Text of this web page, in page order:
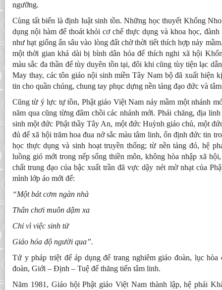
ngưỡng.
Cùng tất biến là định luật sinh tồn. Những học thuyết Khổng
dụng nội hàm để thoát khỏi cơ chế thực dụng và khoa học,
như hạt giống ẩn sâu vào lòng đất chờ thời tiết thích hợp nảy
một thời gian khá dài bị bình dân hóa để thích nghi xã hội
màu sắc đa thần để tùy duyên tồn tại, đôi khi cũng tùy tiện lạc
May thay, các tôn giáo nội sinh miền Tây Nam bộ đã xuất hiện
tin cho quần chúng, chung tay phục dựng nền tảng đạo đức và
Cũng từ ý lực tự tồn, Phật giáo Việt Nam nảy mầm một nhánh
năm qua cũng từng đâm chồi các nhánh mới. Phải chăng, địa
sinh một đức Phật thầy Tây An, một đức Huỳnh giáo chủ, một
đủ để xã hội trăm hoa đua nở sắc màu tâm linh, ổn định đức tin
học thực dụng và sinh hoạt truyền thống; từ nền tảng đó, hệ
luồng gió mới trong nếp sống thiền môn, không hòa nhập xã
chất trung đạo của bậc xuất trần đã vực dậy nét mờ nhạt của
mình lớp áo mới để:
“Một bát cơm ngàn nhà
Thân chơi muôn dậm xa
Chỉ vì việc sinh tử
Giáo hóa độ người qua”.
Tứ y pháp triệt để áp dụng để trang nghiêm giáo đoàn, lục hòa
đoàn, Giới – Định – Tuệ để thăng tiến tâm linh.
Năm 1981, Giáo hội Phật giáo Việt Nam thành lập, hệ phái